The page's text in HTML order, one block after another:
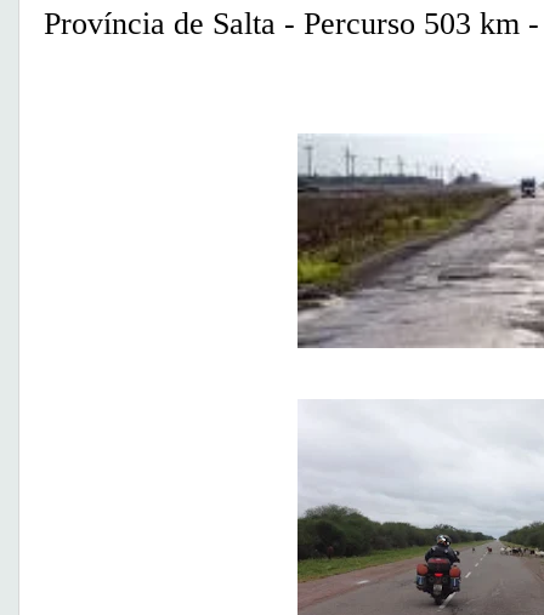
Província de Salta - Percurso 503 km